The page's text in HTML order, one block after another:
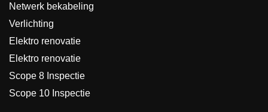
Netwerk bekabeling
Verlichting
Elektro renovatie
Elektro renovatie
Scope 8 Inspectie
Scope 10 Inspectie